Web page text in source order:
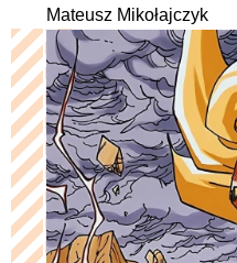
Mateusz Mikołajczyk